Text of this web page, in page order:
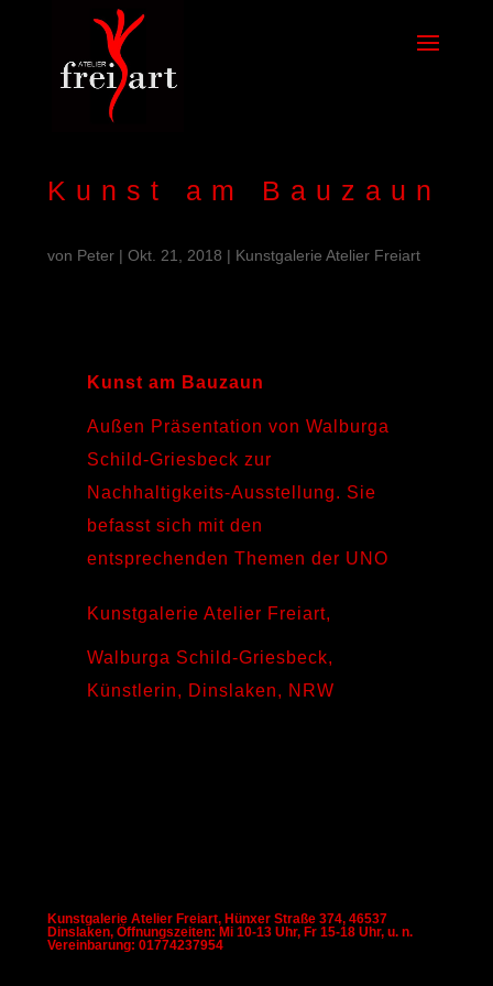
Kunst am Bauzaun
von Peter| Okt. 21, 2018 | Kunstgalerie Atelier Freiart
Kunst am Bauzaun
Außen Präsentation von Walburga
Schild-Griesbeck zur
Nachhaltigkeits-Ausstellung. Sie
befasst sich mit den
entsprechenden Themen der UNO
Kunstgalerie Atelier Freiart,
Walburga Schild-Griesbeck,
Künstlerin, Dinslaken, NRW
Kunstgalerie Atelier Freiart, Hünxer Straße 374, 46537
Dinslaken, Öffnungszeiten: Mi 10-13 Uhr, Fr 15-18 Uhr, u. n.
Vereinbarung: 01774237954